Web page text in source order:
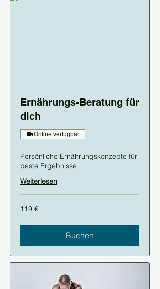
Ernährungs-Beratung für
dich
Online verfügbar
Persönliche Ernährungskonzepte für
beste Ergebnisse
Weiterlesen
119
Euro
119 €
Buchen